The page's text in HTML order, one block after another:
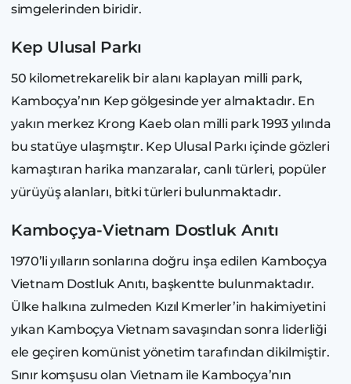
simgelerinden biridir.
Kep Ulusal Parkı
50 kilometrekarelik bir alanı kaplayan milli park,
Kamboçya’nın Kep gölgesinde yer almaktadır. En
yakın merkez Krong Kaeb olan milli park 1993 yılında
bu statüye ulaşmıştır. Kep Ulusal Parkı içinde gözleri
kamaştıran harika manzaralar, canlı türleri, popüler
yürüyüş alanları, bitki türleri bulunmaktadır.
Kamboçya-Vietnam Dostluk Anıtı
1970’li yılların sonlarına doğru inşa edilen Kamboçya
Vietnam Dostluk Anıtı, başkentte bulunmaktadır.
Ülke halkına zulmeden Kızıl Kmerler’in hakimiyetini
yıkan Kamboçya Vietnam savaşından sonra liderliği
ele geçiren komünist yönetim tarafından dikilmiştir.
Sınır komşusu olan Vietnam ile Kamboçya’nın